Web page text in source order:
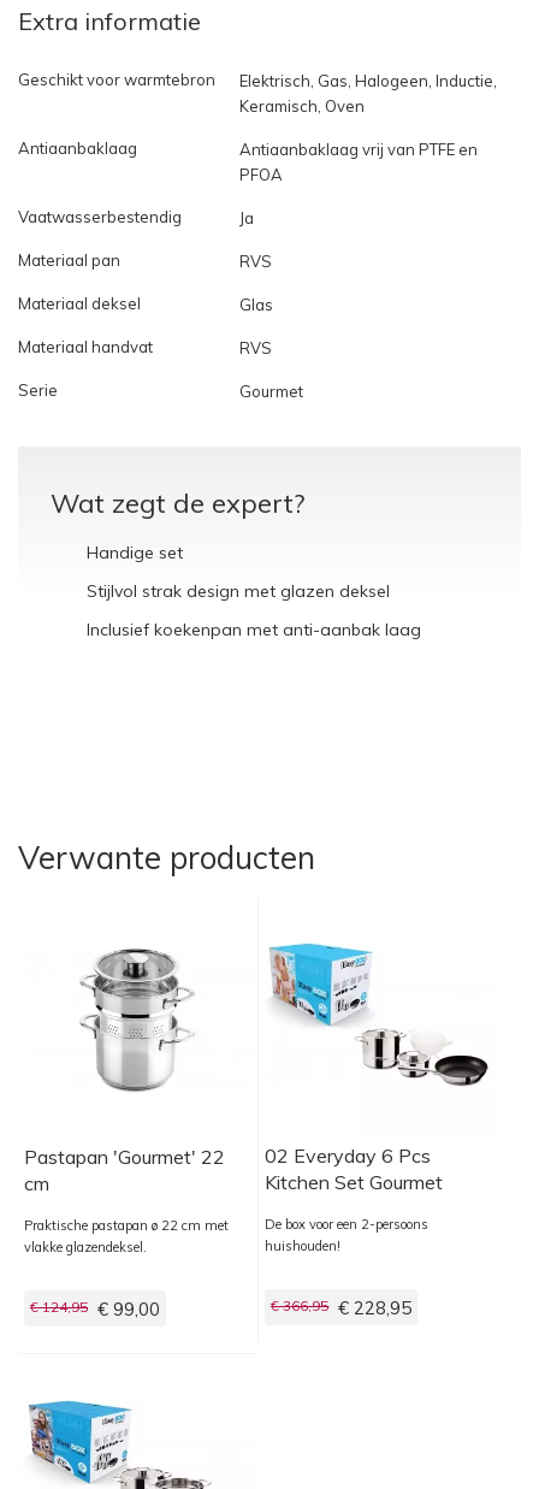
Extra informatie
Geschikt voor warmtebron
Elektrisch, Gas, Halogeen, Inductie,
Keramisch, Oven
Antiaanbaklaag
Antiaanbaklaag vrij van PTFE en
PFOA
Vaatwasserbestendig Ja
Materiaal pan RVS
Materiaal deksel Glas
Materiaal handvat RVS
Serie Gourmet
Wat zegt de expert?
Handige set
Stijlvol strak design met glazen deksel
Inclusief koekenpan met anti-aanbak laag
Verwante producten
Pastapan 'Gourmet' 22
cm
Praktische pastapan ø 22 cm met
vlakke glazendeksel.
€ 124,95 € 99,00
02 Everyday 6 Pcs
Kitchen Set Gourmet
De box voor een 2-persoons
huishouden!
€ 366,95 € 228,95